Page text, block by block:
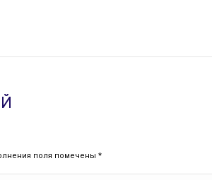
поля помечены *